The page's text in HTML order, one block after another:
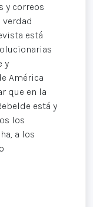
y correos
está
y
América
que en la
está y
los
a los